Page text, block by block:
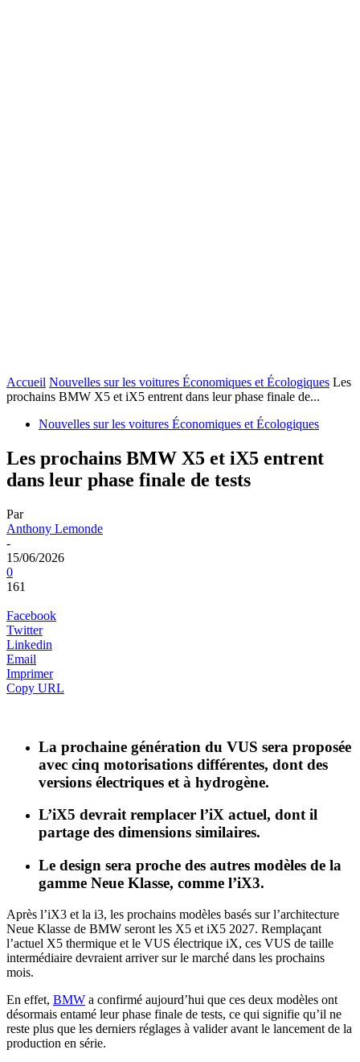
Accueil Nouvelles sur les voitures Économiques et Écologiques Les
prochains BMW X5 et iX5 entrent dans leur phase finale de...
Nouvelles sur les voitures Économiques et Écologiques
Les prochains BMW X5 et iX5 entrent
dans leur phase finale de tests
Par
Anthony Lemonde
-
15/06/2026
0
161
Facebook
Twitter
Linkedin
Email
Imprimer
Copy URL
La prochaine génération du VUS sera proposée
avec cinq motorisations différentes, dont des
versions électriques et à hydrogène.
L’iX5 devrait remplacer l’iX actuel, dont il
partage des dimensions similaires.
Le design sera proche des autres modèles de la
gamme Neue Klasse, comme l’iX3.
Après l’iX3 et la i3, les prochains modèles basés sur l’architecture
Neue Klasse de BMW seront les X5 et iX5 2027. Remplaçant
l’actuel X5 thermique et le VUS électrique iX, ces VUS de taille
intermédiaire devraient arriver sur le marché dans les prochains
mois.
En effet, BMW a confirmé aujourd’hui que ces deux modèles ont
désormais entamé leur phase finale de tests, ce qui signifie qu’il ne
reste plus que les derniers réglages à valider avant le lancement de la
production en série.